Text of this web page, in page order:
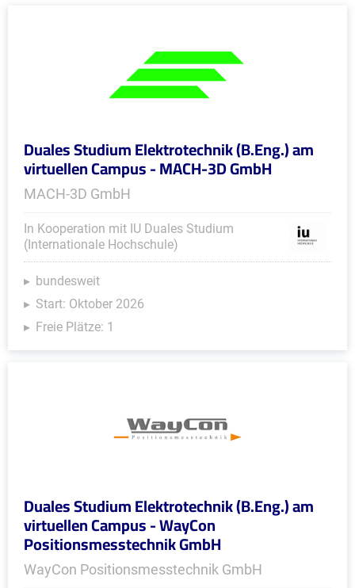
Duales Studium Elektrotechnik (B.Eng.) am
virtuellen Campus - MACH-3D GmbH
MACH-3D GmbH
In Kooperation mit IU Duales Studium
(Internationale Hochschule)
bundesweit
Start: Oktober 2026
Freie Plätze: 1
Duales Studium Elektrotechnik (B.Eng.) am
virtuellen Campus - WayCon
Positionsmesstechnik GmbH
WayCon Positionsmesstechnik GmbH